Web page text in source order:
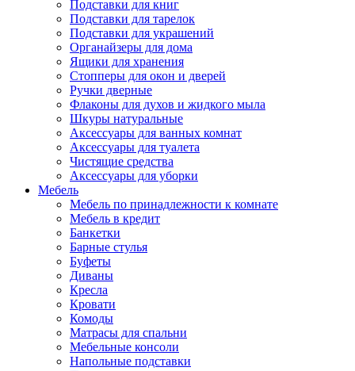
Подставки для книг
Подставки для тарелок
Подставки для украшений
Органайзеры для дома
Ящики для хранения
Стопперы для окон и дверей
Ручки дверные
Флаконы для духов и жидкого мыла
Шкуры натуральные
Аксессуары для ванных комнат
Аксессуары для туалета
Чистящие средства
Аксессуары для уборки
Мебель
Мебель по принадлежности к комнате
Мебель в кредит
Банкетки
Барные стулья
Буфеты
Диваны
Кресла
Кровати
Комоды
Матрасы для спальни
Мебельные консоли
Напольные подставки